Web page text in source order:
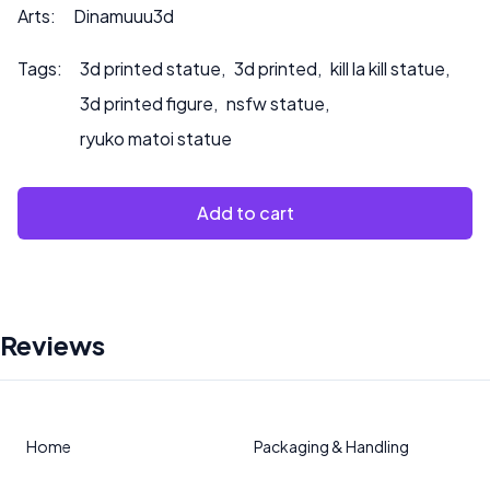
souhaitez que nous peignions le produit.
Arts: Dinamuuu3d
Tags: 3d printed statue, 3d printed, kill la kill statue,
3d printed figure, nsfw statue,
ryuko matoi statue
Add to cart
Reviews
Home Packaging & Handling